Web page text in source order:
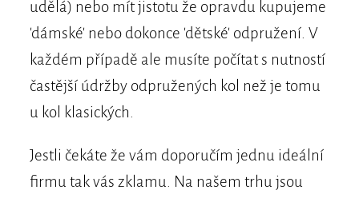
udělá) nebo mít jistotu že opravdu kupujeme
'dámské' nebo dokonce 'dětské' odpružení. V
každém případě ale musíte počítat s nutností
častější údržby odpružených kol než je tomu
u kol klasických.
Jestli čekáte že vám doporučím jednu ideální
firmu tak vás zklamu. Na našem trhu jsou